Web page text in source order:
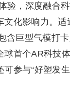
验，深度融合
化影响力。
含巨型气模打
首个AR科技
参与“好塑发